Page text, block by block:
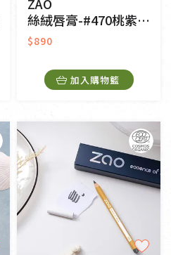
絲絨唇膏-#470桃紫美人
$890
加入購物籃